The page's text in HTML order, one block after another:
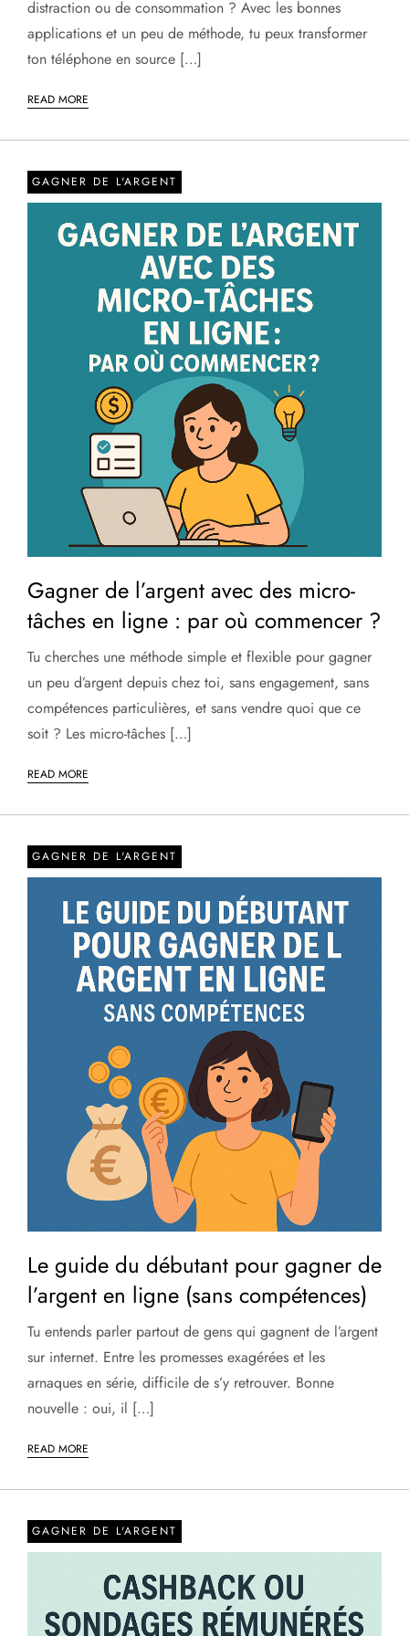
distraction ou de consommation ? Avec les bonnes
applications et un peu de méthode, tu peux transformer
ton téléphone en source […]
READ MORE
GAGNER DE L'ARGENT
Gagner de l’argent avec des micro-
tâches en ligne : par où commencer ?
Tu cherches une méthode simple et flexible pour gagner
un peu d’argent depuis chez toi, sans engagement, sans
compétences particulières, et sans vendre quoi que ce
soit ? Les micro-tâches […]
READ MORE
GAGNER DE L'ARGENT
Le guide du débutant pour gagner de
l’argent en ligne (sans compétences)
Tu entends parler partout de gens qui gagnent de l’argent
sur internet. Entre les promesses exagérées et les
arnaques en série, difficile de s’y retrouver. Bonne
nouvelle : oui, il […]
READ MORE
GAGNER DE L'ARGENT